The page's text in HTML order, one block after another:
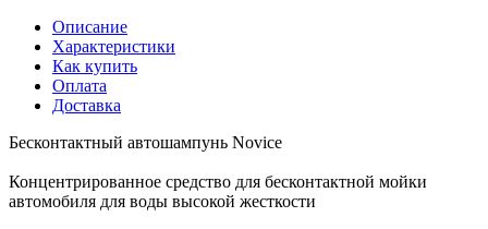
Описание
Характеристики
Как купить
Оплата
Доставка
Бесконтактный автошампунь Novice
Концентрированное средство для бесконтактной мойки
автомобиля для воды высокой жесткости